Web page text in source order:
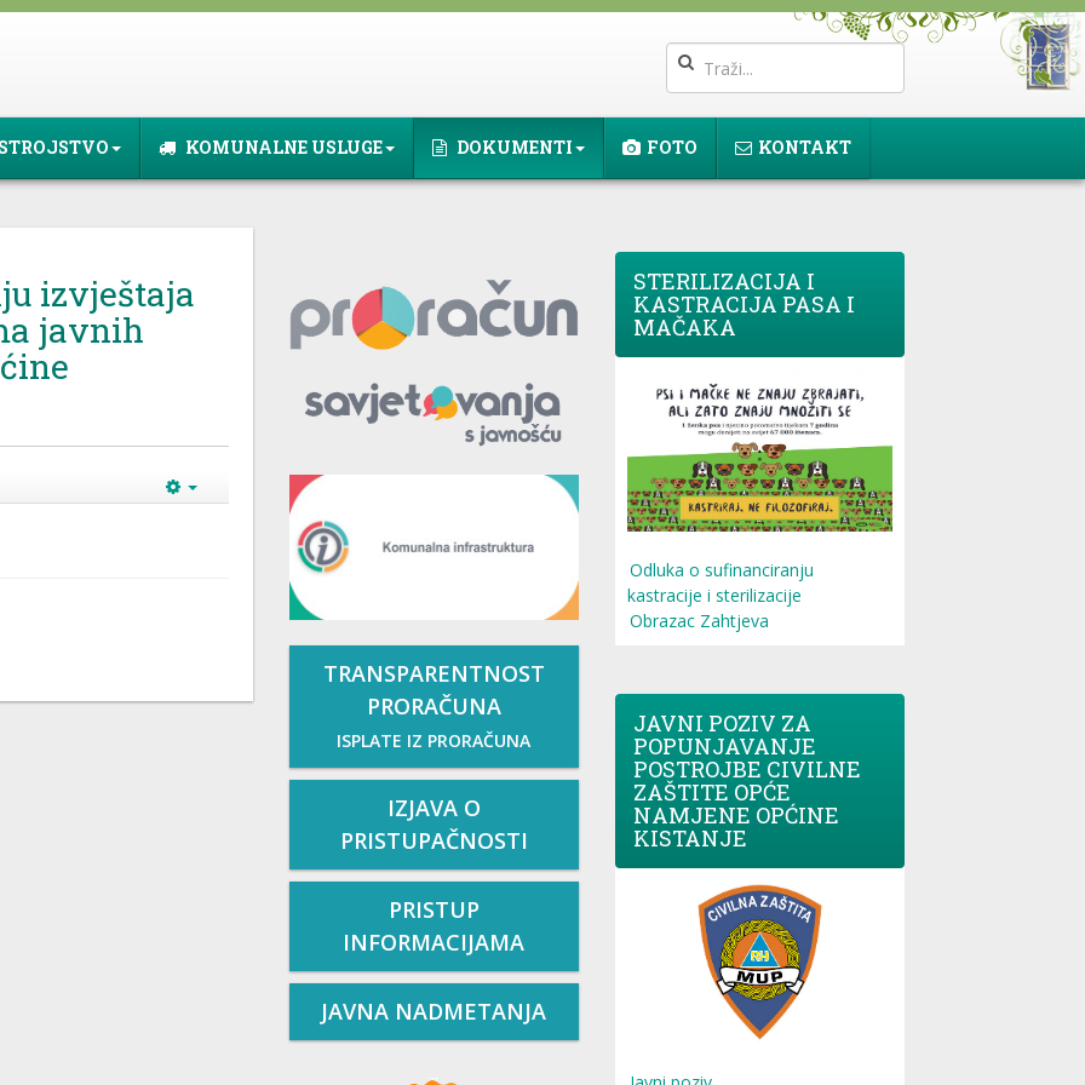
KOMUNALNE USLUGE DOKUMENTI FOTO KONTAKT
izvještaja
javnih
TRANSPARENTNOST
PRORAČUNA
ISPLATE IZ PRORAČUNA
IZJAVA O
PRISTUPAČNOSTI
PRISTUP
INFORMACIJAMA
JAVNA NADMETANJA
STERILIZACIJA I
KASTRACIJA PASA I
MAČAKA
Odluka o sufinanciranju
kastracije i sterilizacije
Obrazac Zahtjeva
JAVNI POZIV ZA
POPUNJAVANJE
POSTROJBE CIVILNE
ZAŠTITE OPĆE
NAMJENE OPĆINE
KISTANJE